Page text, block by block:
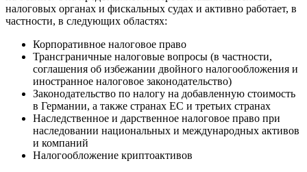
налоговых органах и фискальных судах и активно работает, в
частности, в следующих областях:
Корпоративное налоговое право
Трансграничные налоговые вопросы (в частности,
соглашения об избежании двойного налогообложения и
иностранное налоговое законодательство)
Законодательство по налогу на добавленную стоимость
в Германии, а также странах ЕС и третьих странах
Наследственное и дарственное налоговое право при
наследовании национальных и международных активов
и компаний
Налогообложение криптоактивов